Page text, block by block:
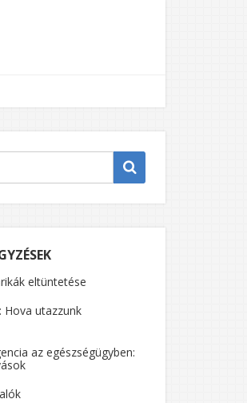
eltüntetése
Hova utazzunk
az egészségügyben: